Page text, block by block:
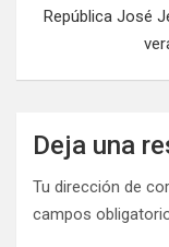
República José
Deja una
Tu dirección de
campos